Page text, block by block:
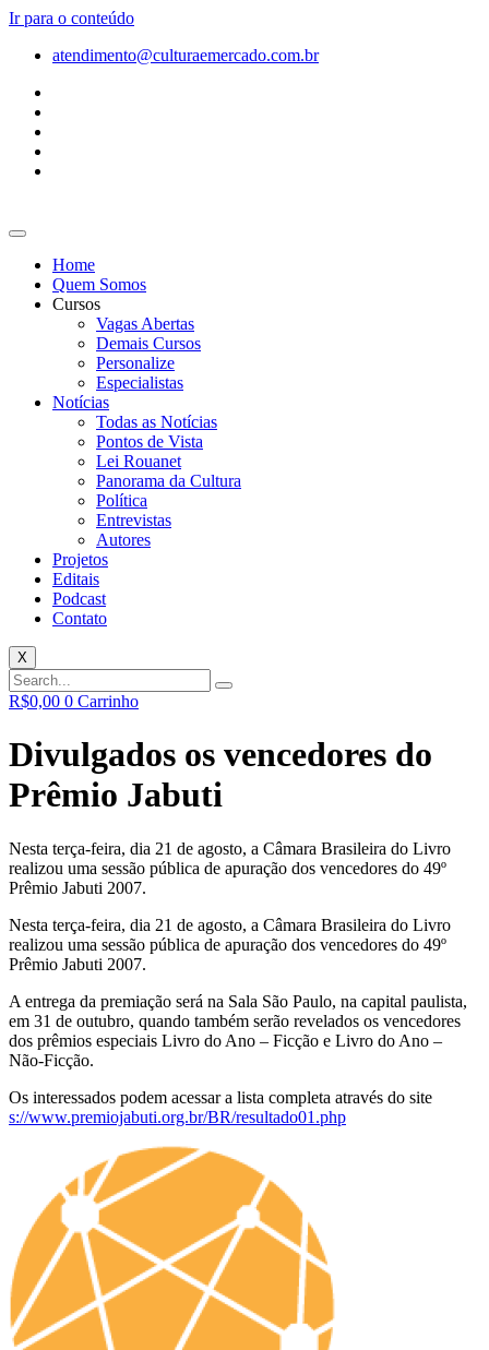
Ir para o conteúdo
atendimento@culturaemercado.com.br
Home
Quem Somos
Cursos
Vagas Abertas
Demais Cursos
Personalize
Especialistas
Notícias
Todas as Notícias
Pontos de Vista
Lei Rouanet
Panorama da Cultura
Política
Entrevistas
Autores
Projetos
Editais
Podcast
Contato
X
R$0,00 0 Carrinho
Divulgados os vencedores do
Prêmio Jabuti
Nesta terça-feira, dia 21 de agosto, a Câmara Brasileira do Livro
realizou uma sessão pública de apuração dos vencedores do 49º
Prêmio Jabuti 2007.
Nesta terça-feira, dia 21 de agosto, a Câmara Brasileira do Livro
realizou uma sessão pública de apuração dos vencedores do 49º
Prêmio Jabuti 2007.
A entrega da premiação será na Sala São Paulo, na capital paulista,
em 31 de outubro, quando também serão revelados os vencedores
dos prêmios especiais Livro do Ano – Ficção e Livro do Ano –
Não-Ficção.
Os interessados podem acessar a lista completa através do site
s://www.premiojabuti.org.br/BR/resultado01.php